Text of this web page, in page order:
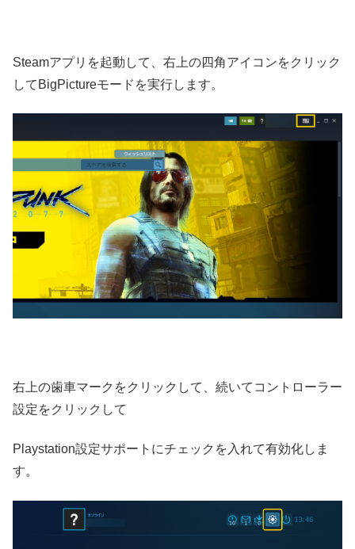
Steamアプリを起動して、右上の四角アイコンをクリック
してBigPictureモードを実行します。
右上の歯車マークをクリックして、続いてコントローラー
設定をクリックして
Playstation設定サポートにチェックを入れて有効化しま
す。